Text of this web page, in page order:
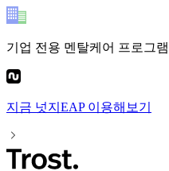
기업 전용 멘탈케어 프로그램
지금 넛지EAP이용해보기